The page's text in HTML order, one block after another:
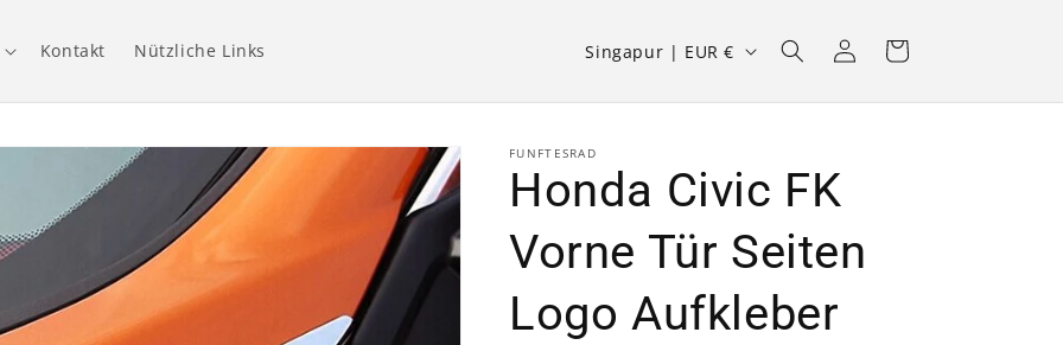
Kontakt Nützliche Links
L
d
/
e
g
Singapur | EUR € EinloggenWarenkorb
FUNFTESRAD
Honda Civic FK
Vorne Tür Seiten
Logo Aufkleber